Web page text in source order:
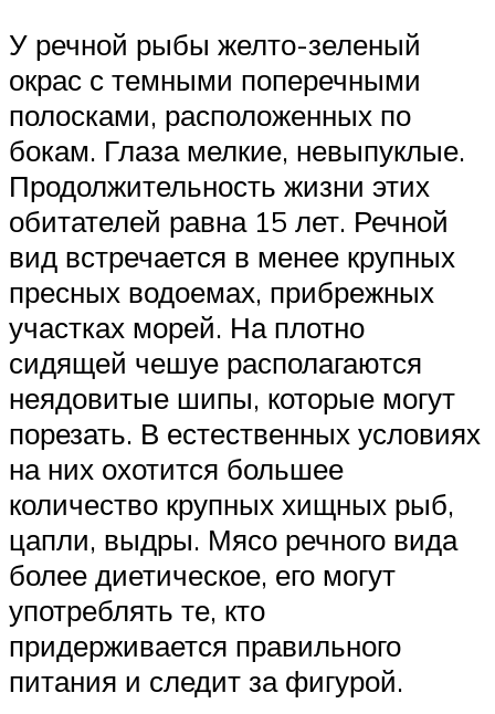
У речной рыбы желто-зеленый
окрас с темными поперечными
полосками, расположенных по
бокам. Глаза мелкие, невыпуклые.
Продолжительность жизни этих
обитателей равна 15 лет. Речной
вид встречается в менее крупных
пресных водоемах, прибрежных
участках морей. На плотно
сидящей чешуе располагаются
неядовитые шипы, которые могут
порезать. В естественных условиях
на них охотится большее
количество крупных хищных рыб,
цапли, выдры. Мясо речного вида
более диетическое, его могут
употреблять те, кто
придерживается правильного
питания и следит за фигурой.